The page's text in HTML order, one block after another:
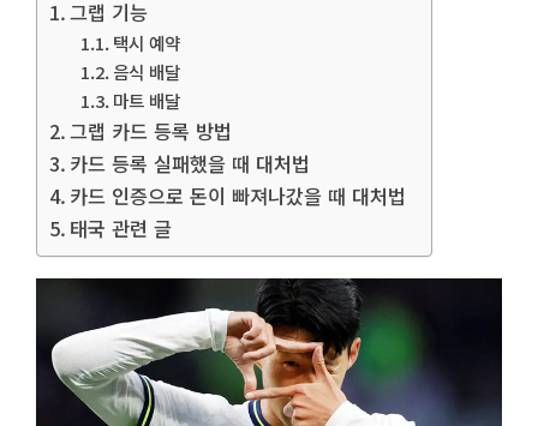
그랩 기능
택시 예약
음식 배달
마트 배달
그랩 카드 등록 방법
카드 등록 실패했을 때 대처법
카드 인증으로 돈이 빠져나갔을 때 대처법
태국 관련 글